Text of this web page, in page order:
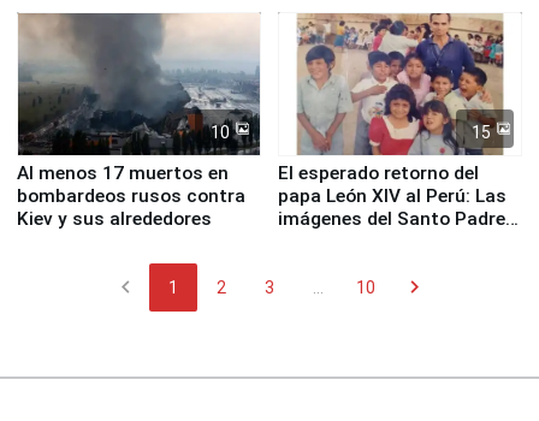
Fenómeno El Niño
de Chile
10
Al menos 17 muertos en
bombardeos rusos contra
Kiev y sus alrededores
15
El esperado retorno del
papa León XIV al Perú: Las
imágenes del Santo Padre
chevron_left 1 2 3 10 chevron_right